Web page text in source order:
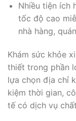
Nhiều tiện ích
tốc độ cao
nhà hàng,
Khám sức khỏe
thiết trong phần
lựa chọn địa chỉ
kiệm thời gian,
tế có dịch vụ